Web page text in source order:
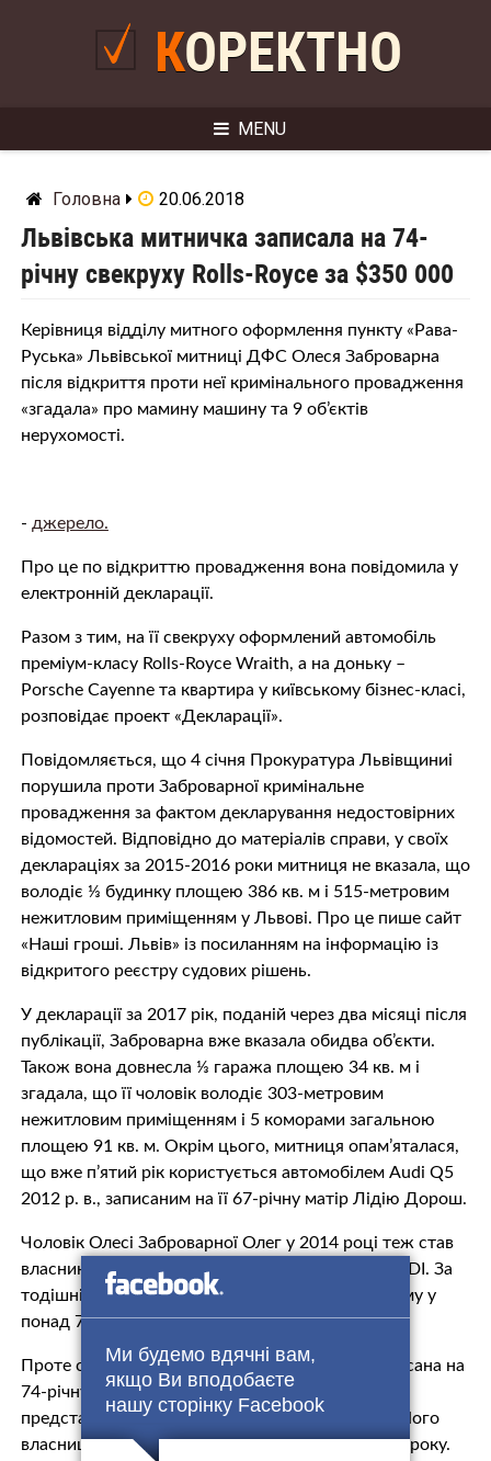
Ми будемо вдячні вам,
якщо Ви вподобаєте
нашу сторінку Facebook
КОРЕКТНО
MENU
Головна 20.06.2018
Львівська митничка записала на 74-
річну свекруху Rolls-Royce за $350 000
Керівниця відділу митного оформлення пункту «Рава-
Руська» Львівської митниці ДФС Олеся Заброварна
після відкриття проти неї кримінального провадження
«згадала» про мамину машину та 9 об’єктів
нерухомості.
- джерело.
Про це по відкриттю провадження вона повідомила у
електронній декларації.
Разом з тим, на її свекруху оформлений автомобіль
преміум-класу Rolls-Royce Wraith, а на доньку –
Porsche Cayenne та квартира у київському бізнес-класі,
розповідає проект «Декларації».
Повідомляється, що 4 січня Прокуратура Львівщиниі
порушила проти Заброварної кримінальне
провадження за фактом декларування недостовірних
відомостей. Відповідно до матеріалів справи, у своїх
деклараціях за 2015-2016 роки митниця не вказала, що
володіє ⅓ будинку площею 386 кв. м і 515-метровим
нежитловим приміщенням у Львові. Про це пише сайт
«Наші гроші. Львів» із посиланням на інформацію із
відкритого реєстру судових рішень.
У декларації за 2017 рік, поданій через два місяці після
публікації, Заброварна вже вказала обидва об’єкти.
Також вона довнесла ⅓ гаража площею 34 кв. м і
згадала, що її чоловік володіє 303-метровим
нежитловим приміщенням і 5 коморами загальною
площею 91 кв. м. Окрім цього, митниця опам’яталася,
що вже п’ятий рік користується автомобілем Audi Q5
2012 р. в., записаним на її 67-річну матір Лідію Дорош.
Чоловік Олесі Заброварної Олег у 2014 році теж став
власником новенького Mercedes-Benz ML 250 CDI. За
тодішнім курсом долара покупка обійшлася йому у
понад 75 тисяч.
Проте справжня окраса автопарку родини записана на
74-річну свекруху Марію Заброварну. Це –
представницький Rolls-Royce Wraith 2014 р. в. Його
власницею пенсіонерка стала 20 березня цього року.